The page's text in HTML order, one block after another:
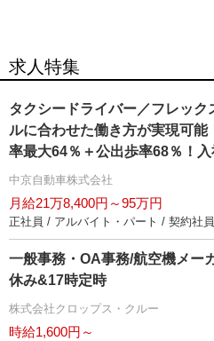
求人特集
タクシードライバー／フレック
ルに合わせた働き方が実現可
率最大64％＋公出歩率68％！
勤でも最高月収90万円以上！隔
上！夜日勤：最高月収100万円
楽しく笑顔で働いてもらえる環
中京自動車株式会社
月給21万8,400円～95万円
正社員 / アルバイト・パート / 契約社
一般事務・OA事務/航空機メー
休み&17時定時
株式会社クロップス・クルー
時給1,600円～